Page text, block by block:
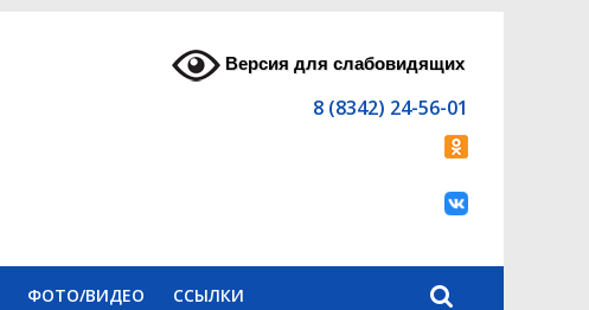
Версия для слабовидящих
8 (8342) 24-56-01
ФОТО/ВИДЕО ССЫЛКИ